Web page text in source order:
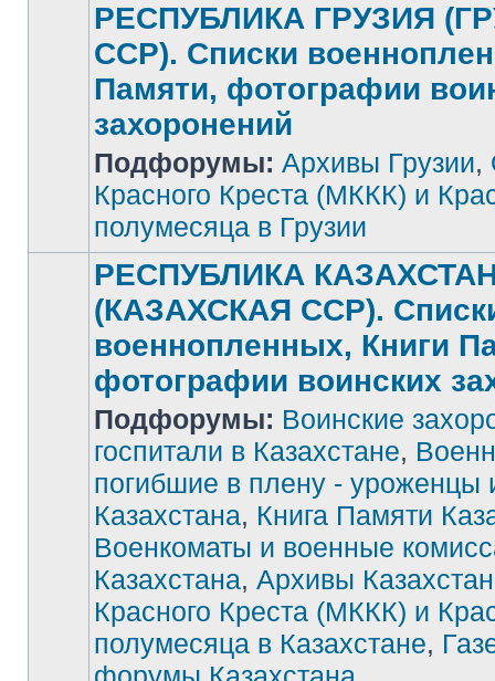
непрочитанных
сообщений
РЕСПУБЛИКА ГРУЗИЯ
ССР). Списки
Памяти, фотографии
захоронений
Подфорумы: Архивы Грузии,
Красного Креста (МККК) и
полумесяца в Грузии
Нет
непрочитанных
сообщений
РЕСПУБЛИКА
(КАЗАХСКАЯ ССР).
военнопленных, Книги
фотографии воинских
Подфорумы: Воинские
госпитали в Казахстане,
погибшие в плену - уроженцы
Казахстана, Книга Памяти
Военкоматы и военные
Казахстана, Архивы
Красного Креста (МККК) и
полумесяца в Казахстане,